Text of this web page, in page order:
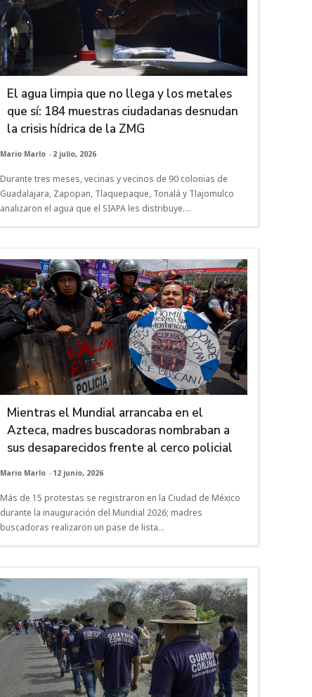
El agua limpia que no llega y los metales
que sí: 184 muestras ciudadanas desnudan
la crisis hídrica de la ZMG
Mario Marlo - 2 julio, 2026
Durante tres meses, vecinas y vecinos de 90 colonias de
Guadalajara, Zapopan, Tlaquepaque, Tonalá y Tlajomulco
analizaron el agua que el SIAPA les distribuye....
Mientras el Mundial arrancaba en el
Azteca, madres buscadoras nombraban a
sus desaparecidos frente al cerco policial
Mario Marlo - 12 junio, 2026
Más de 15 protestas se registraron en la Ciudad de México
durante la inauguración del Mundial 2026; madres
buscadoras realizaron un pase de lista...